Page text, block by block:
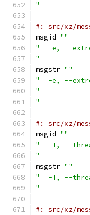
"
#: src/xz/
msgid ""
"  -e, --
"
msgstr ""
"  -e, --
"
"
#: src/xz/
msgid ""
"  -T, --
"
msgstr ""
"  -T, --
"
#: src/xz/